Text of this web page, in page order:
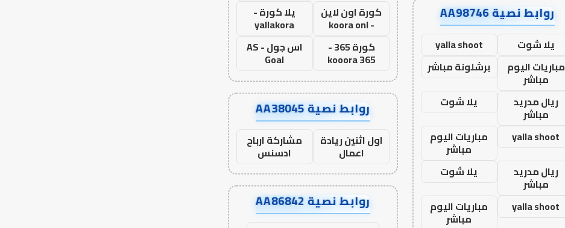
روابط نصية AA98746
يلا شوت
yalla shoot
مباريات اليوم
مباشر
برشلونة مباشر
ريال مدريد
مباشر
يلا شوت
yalla shoot
مباريات اليوم
مباشر
ريال مدريد
مباشر
يلا شوت
yalla shoot
مباريات اليوم
مباشر
كورة اون لاين
- koora onl
يلا كورة -
yallakora
كورة 365 -
kooora 365
اس جول - AS
Goal
روابط نصية AA38045
اول اثنين ريادة
اعمال
مشاركة ارباح
ادسنس
روابط نصية AA86842